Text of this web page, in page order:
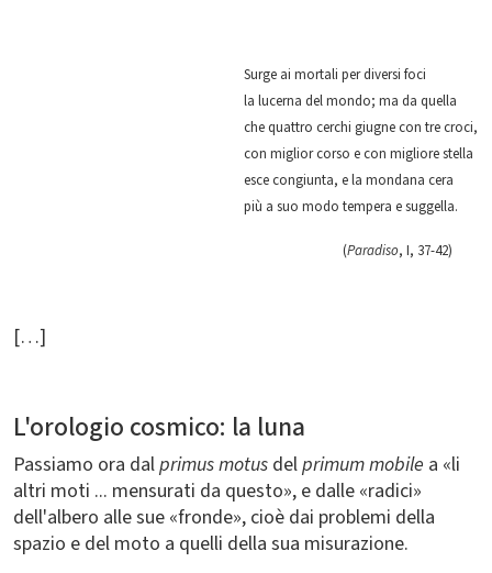
Surge ai mortali per diversi foci
la lucerna del mondo; ma da quella
che quattro cerchi giugne con tre croci,
con miglior corso e con migliore stella
esce congiunta, e la mondana cera
più a suo modo tempera e suggella.
(Paradiso, I, 37-42)
[…]
L'orologio cosmico: la luna
Passiamo ora dalprimus motus delprimum mobile a «li
altri moti ... mensurati da questo», e dalle «radici»
dell'albero alle sue «fronde», cioè dai problemi della
spazio e del moto a quelli della sua misurazione.